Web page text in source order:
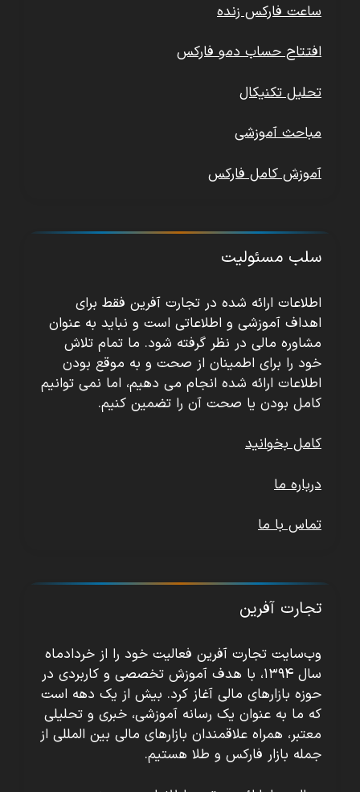
ساعت فارکس زنده
افتتاح حساب دمو فارکس
تحلیل تکنیکال
مباحث آموزشی
آموزش کامل فارکس
سلب مسئولیت
اطلاعات ارائه شده در تجارت آفرین فقط برای
اهداف آموزشی و اطلاعاتی است و نباید به عنوان
مشاوره مالی در نظر گرفته شود. ما تمام تلاش
خود را برای اطمینان از صحت و به موقع بودن
اطلاعات ارائه شده انجام می دهیم، اما نمی توانیم
کامل بودن یا صحت آن را تضمین کنیم.
کامل بخوانید
درباره ما
تماس با ما
تجارت آفرین
وب‌سایت تجارت آفرین فعالیت خود را از خردادماه
سال ۱۳۹۴، با هدف آموزش تخصصی و کاربردی در
حوزه بازارهای مالی آغاز کرد. بیش از یک دهه است
که ما به عنوان یک رسانه آموزشی، خبری و تحلیلی
معتبر، همراه علاقمندان بازارهای مالی بین المللی از
جمله بازار فارکس و طلا هستیم.